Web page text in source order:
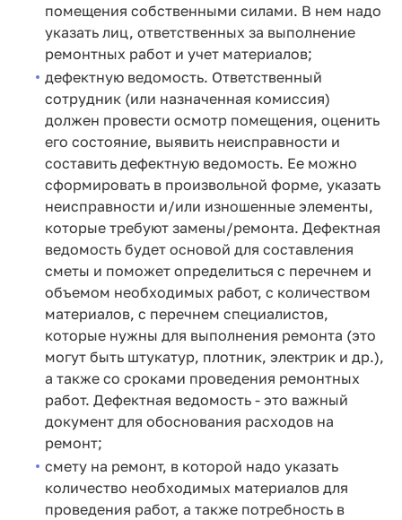
помещения собственными силами. В нем надо
указать лиц, ответственных за выполнение
ремонтных работ и учет материалов;
дефектную ведомость. Ответственный
сотрудник (или назначенная комиссия)
должен провести осмотр помещения, оценить
его состояние, выявить неисправности и
составить дефектную ведомость. Ее можно
сформировать в произвольной форме, указать
неисправности и/или изношенные элементы,
которые требуют замены/ремонта. Дефектная
ведомость будет основой для составления
сметы и поможет определиться с перечнем и
объемом необходимых работ, с количеством
материалов, с перечнем специалистов,
которые нужны для выполнения ремонта (это
могут быть штукатур, плотник, электрик и др.),
а также со сроками проведения ремонтных
работ. Дефектная ведомость - это важный
документ для обоснования расходов на
ремонт;
смету на ремонт, в которой надо указать
количество необходимых материалов для
проведения работ, а также потребность в